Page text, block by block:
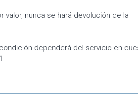
nunca se hará devolución de la
dependerá del servicio en